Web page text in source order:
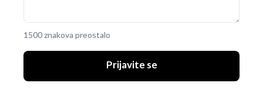
1500 znakova preostalo
Prijavite se